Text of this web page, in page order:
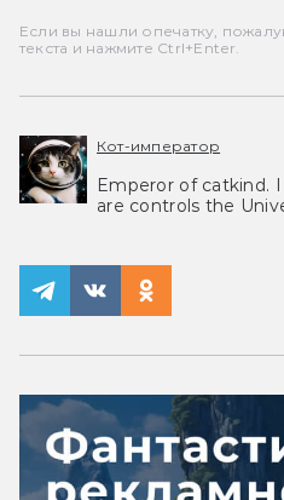
Если вы нашли опечатку,
текста и нажмите Ctrl+Enter.
Кот-император
Emperor of catkind.
are controls the